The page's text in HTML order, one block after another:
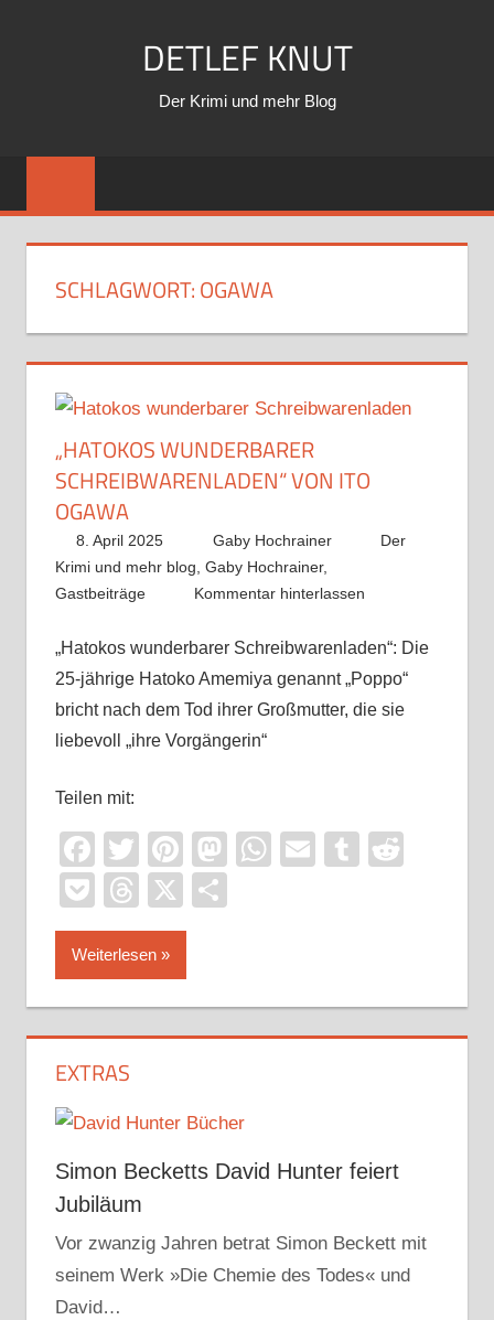
DETLEF KNUT
Der Krimi und mehr Blog
SCHLAGWORT:OGAWA
„HATOKOS WUNDERBARER
SCHREIBWARENLADEN“ VON ITO
OGAWA
8. April 2025 Gaby Hochrainer
Der
Krimi und mehr blog Gaby Hochrainer,
Gastbeiträge
Kommentar hinterlassen
„Hatokos wunderbarer Schreibwarenladen“: Die
25-jährige Hatoko Amemiya genannt „Poppo“
bricht nach dem Tod ihrer Großmutter, die sie
liebevoll „ihre Vorgängerin“
Teilen mit:
Facebook
TwitterPinterest
Mastodon
WhatsApp
EmailTumblr
PocketThreads
X
Weiterlesen
EXTRAS
Simon Becketts David Hunter feiert
Jubiläum
Vor zwanzig Jahren betrat Simon Beckett mit
seinem Werk »Die Chemie des Todes« und
David…